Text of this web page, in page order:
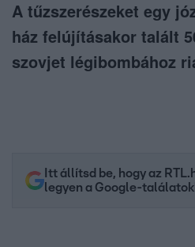
A tűzszerészeket egy
ház felújításakor talált
szovjet légibombához
Itt állítsd be, hogy az
legyen a Google-